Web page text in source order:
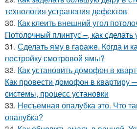
технология устранения дефектов
30. Как клеить внешний угол
Потолочный плинтус –, как сделать
31. Сделать яму в гараже. Когда и
постройку смотровой ямы?
32. Как установить домофон в
Как провести домофон в
системы, процесс установки
33. Несъемная опалубка это. Что
опалубка?